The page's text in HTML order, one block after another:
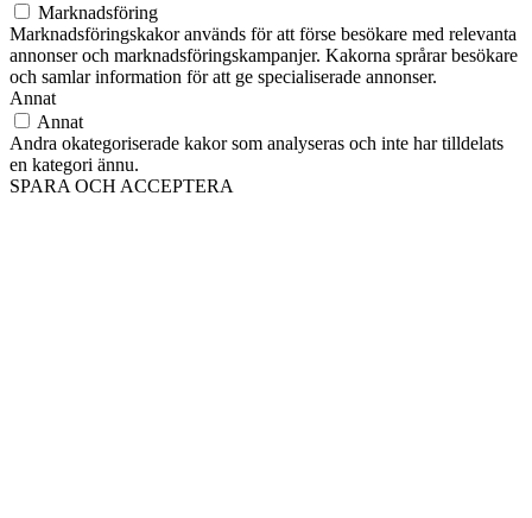
Marknadsföring
Marknadsföringskakor används för att förse besökare med relevanta
annonser och marknadsföringskampanjer. Kakorna språrar besökare
och samlar information för att ge specialiserade annonser.
Annat
Annat
Andra okategoriserade kakor som analyseras och inte har tilldelats
en kategori ännu.
SPARA OCH ACCEPTERA